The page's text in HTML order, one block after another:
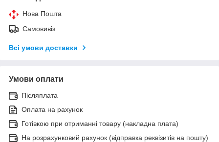
Нова Пошта
Самовивіз
Всі умови доставки
Умови оплати
Післяплата
Оплата на рахунок
Готівкою при отриманні товару (накладна плата)
На розрахунковий рахунок (відправка реквізитів на пошту)